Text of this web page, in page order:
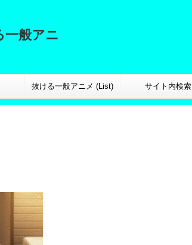
般アニ
抜ける一般アニメ (List) サイト内検索